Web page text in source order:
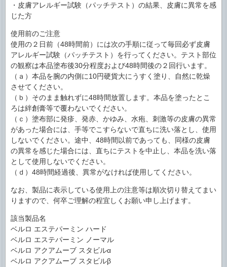
・皮膚アレルギー試験（パッチテスト）の結果、皮膚に異常を感
じた方
使用前のご注意
使用の２日前（48時間前）には次の手順に従って毎回必ず皮膚
アレルギー試験（パッチテスト）を行ってください。テスト部位
の観察は本品塗布後30分程度および48時間後の２回行います。
（ａ）本品を腕の内側に10円硬貨大にうすく塗り、自然に乾燥
させてください。
（ｂ）そのまま触れずに48時間放置します。本品を塗ったとこ
ろは絆創膏等で覆わないでください。
（ｃ）塗布部に発疹、発赤、かゆみ、水疱、刺激等の皮膚の異常
があった場合には、手等でこすらないで直ちに洗い落とし、使用
しないでください。途中、48時間以前であっても、同様の皮膚
の異常を感じた場合には、直ちにテストを中止し、本品を洗い落
として使用しないでください。
（ｄ）48時間経過後、異常がなければ使用してください。
なお、製品に表示している使用上の注意等は順次切り替えてまい
りますので、何卒ご理解の程宜しくお願い申し上げます。
該当製品名
ベルロ エステパーミン ハード
ベルロ エステパーミン ノーマル
ベルロ アクアムーブ スタビルα
ベルロ アクアムーブ スタビルβ